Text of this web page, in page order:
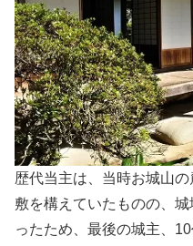
歴代当主は、当時お城山
敷を構えていたものの、
ったため、最後の城主、